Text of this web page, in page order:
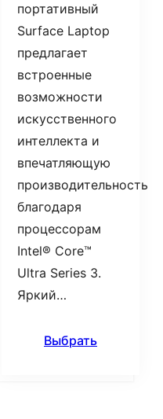
портативный
Surface Laptop
предлагает
встроенные
возможности
искусственного
интеллекта и
впечатляющую
производительность
благодаря
процессорам
Intel® Core™
Ultra Series 3.
Яркий…
Выбрать